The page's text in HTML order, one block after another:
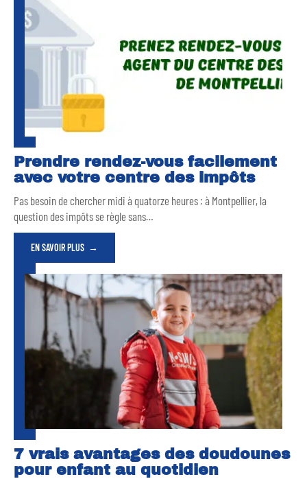
Prendre rendez-vous facilement
avec votre centre des impôts
Pas besoin de chercher midi à quatorze heures : à Montpellier, la
question des impôts se règle sans…
EN SAVOIR PLUS
7 vrais avantages des doudounes
pour enfant au quotidien